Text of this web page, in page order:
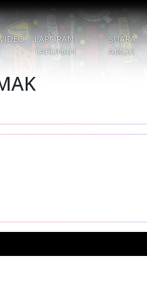
LAPORAN
TAHUNAN
SUARA
AMOR